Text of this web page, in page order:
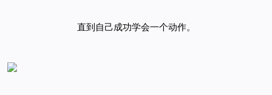
直到自己成功学会一个动作。